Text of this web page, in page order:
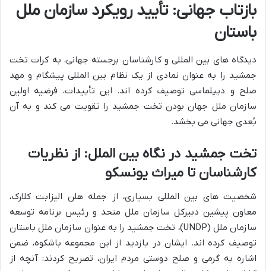
بازتاب جهانی: تأیید رویکرد سازمان ملل
باستان
دیدگاه های بین المللی و کارشناسان برجسته جهانی، به کرات تخت
جمشید را به عنوان نمادی از یک نظام بین المللی پیشگام و مهد
صلح و دیپلماسی توصیف کرده اند. این تأییدات، فرضیه اولین
سازمان ملل جهان بودن تخت جمشید را تقویت می کند و به آن
بُعدی جهانی می بخشد.
تخت جمشید در نگاه بین الملل: از نظریات
کارشناسان تا میراث یونسکو
شخصیت های بین المللی بسیاری، از جمله هلن الیزابت کلارک،
معاون پیشین دبیرکل سازمان ملل متحد و رئیس برنامه توسعه
سازمان ملل (UNDP)، تخت جمشید را به عنوان سازمان ملل باستان
توصیف کرده اند. ایشان در بازدید از این مجموعه باشکوه، ضمن
اشاره به گرمی و صلح دوستی مردم ایران، تصریح کردند: آنچه از